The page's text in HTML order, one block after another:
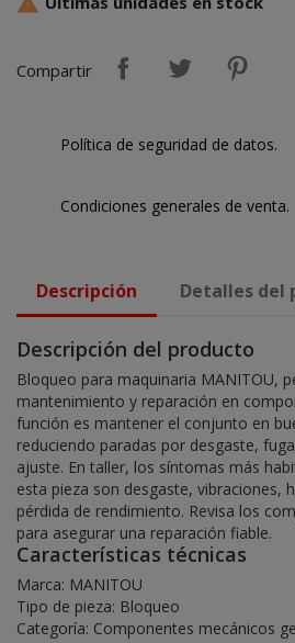
Compartir
Política de seguridad de datos.
Condiciones generales de venta.
Descripción Detalles del
Descripción del producto
Bloqueo para maquinaria MANITOU,
mantenimiento y reparación en
función es mantener el conjunto en
reduciendo paradas por desgaste,
ajuste. En taller, los síntomas más
esta pieza son desgaste, vibraciones,
pérdida de rendimiento. Revisa los
para asegurar una reparación fiable.
Características técnicas
Marca: MANITOU
Tipo de pieza: Bloqueo
Categoría: Componentes mecánicos